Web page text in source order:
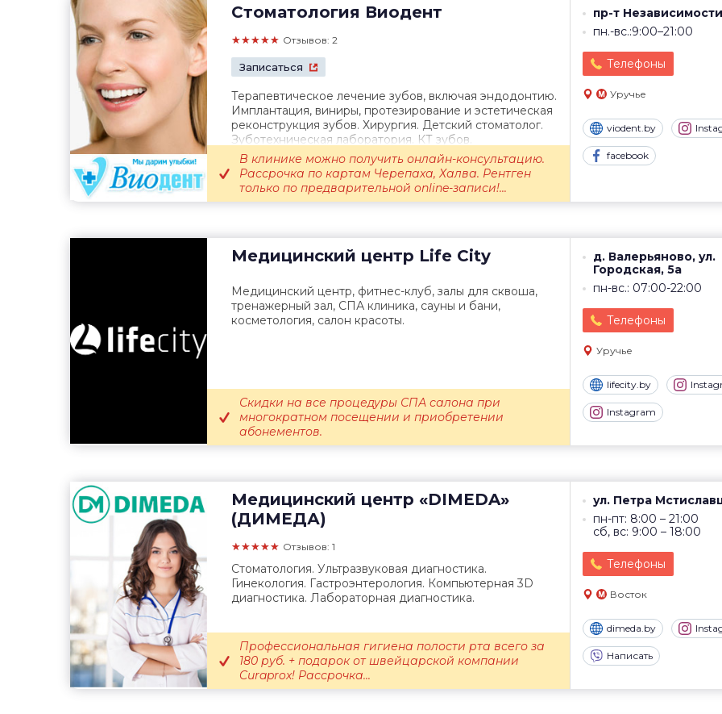
Стоматология Виодент
★★★★★ Отзывов: 2
Записаться
пр-т
пн.-вс.:9:00–21:00
Телефоны
Уручье
viodent.by
facebook
Терапевтическое лечение зубов, включая эндодонтию.
Имплантация, виниры, протезирование и эстетическая
реконструкция зубов. Хирургия. Детский стоматолог.
Зуботехническая лаборатория. КТ зубов.
В клинике можно получить онлайн-консультацию.
Рассрочка по картам Черепаха, Халва. Рентген
только по предварительной online-записи!...
Медицинский центр Life City
д. Валерьяново, ул.
Городская, 5а
пн-вс.: 07:00-22:00
Телефоны
Уручье
lifecity.by
Instagram
Медицинский центр, фитнес-клуб, залы для сквоша,
тренажерный зал, СПА клиника, сауны и бани,
косметология, салон красоты.
Скидки на все процедуры СПА салона при
многократном посещении и приобретении
абонементов.
Медицинский центр «DIMEDA»
(ДИМЕДА)
★★★★★ Отзывов: 1
ул. Петра
пн-пт: 8:00 – 21:00
сб, вс: 9:00 – 18:00
Телефоны
Восток
dimeda.by
Написать
Стоматология. Ультразвуковая диагностика.
Гинекология. Гастроэнтерология. Компьютерная 3D
диагностика. Лабораторная диагностика.
Профессиональная гигиена полости рта всего за
180 руб. + подарок от швейцарской компании
Curaprox! Рассрочка...